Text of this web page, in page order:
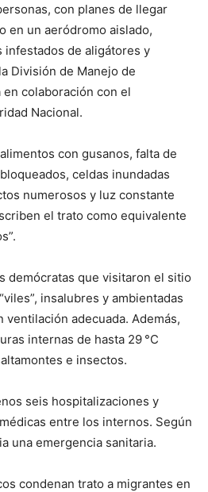
con planes de llegar
en un aeródromo aislado,
infestados de aligátores y
División de Manejo de
colaboración con el
Nacional.
con gusanos, falta de
celdas inundadas
numerosos y luz constante
el trato como equivalente
demócratas que visitaron el sitio
insalubres y ambientadas
adecuada. Además,
internas de hasta 29 °C
e insectos.
seis hospitalizaciones y
entre los internos. Según
una emergencia sanitaria.
condenan trato a migrantes en